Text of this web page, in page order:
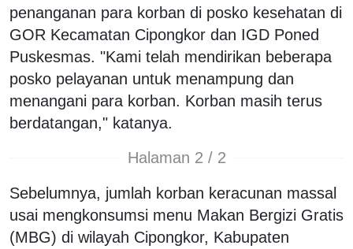
penanganan para korban di posko kesehatan di
GOR Kecamatan Cipongkor dan IGD Poned
Puskesmas. "Kami telah mendirikan beberapa
posko pelayanan untuk menampung dan
menangani para korban. Korban masih terus
berdatangan," katanya.
Halaman 2 / 2
Sebelumnya, jumlah korban keracunan massal
usai mengkonsumsi menu Makan Bergizi Gratis
(MBG) di wilayah Cipongkor, Kabupaten